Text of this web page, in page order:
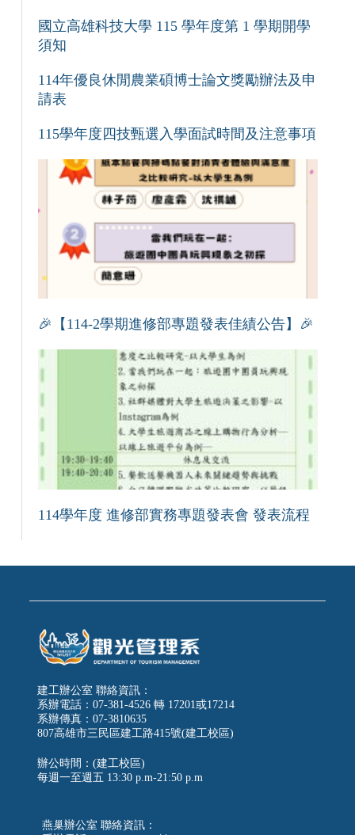
國立高雄科技大學 115 學年度第 1 學期開學
須知
114年優良休閒農業碩博士論文獎勵辦法及申
請表
115學年度四技甄選入學面試時間及注意事項
🎉【114-2學期進修部專題發表佳績公告】🎉
114學年度 進修部實務專題發表會 發表流程
建工辦公室 聯絡資訊：
系辦電話：07-381-4526 轉 17201或17214
系辦傳真：07-3810635
807高雄市三民區建工路415號(建工校區)
辦公時間：(建工校區)
每週一至週五 13:30 p.m-21:50 p.m
燕巢辦公室 聯絡資訊：